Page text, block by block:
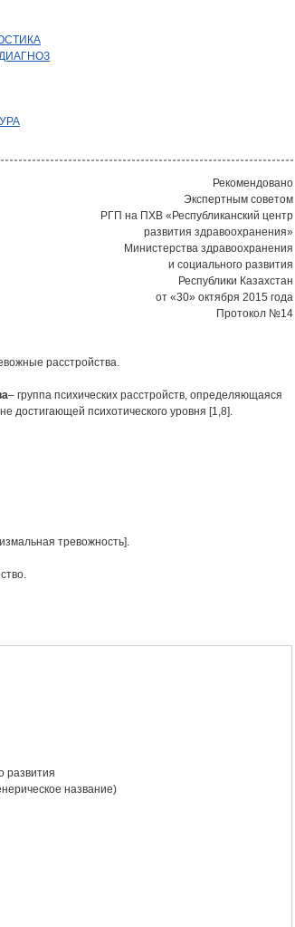
Рекомендовано
Экспертным советом
РГП на ПХВ «Республиканский центр
развития здравоохранения»
Министерства здравоохранения
и социального развития
Республики Казахстан
от «30» октября 2015 года
Протокол №14
расстройства.
– группа психических расстройств, определяющаяся
достигающей психотического уровня [1,8].
тревожность].
развития
название)